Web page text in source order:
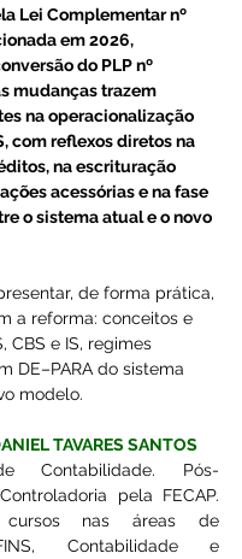
Lei Complementar nº
em 2026,
do PLP nº
mudanças trazem
na operacionalização
com reflexos diretos na
na escrituração
acessórias e na fase
o sistema atual e o novo
de forma prática,
a reforma: conceitos e
CBS e IS, regimes
DE–PARA do sistema
modelo.
TAVARES SANTOS
Contabilidade. Pós-
pela FECAP.
nas áreas de
Contabilidade e